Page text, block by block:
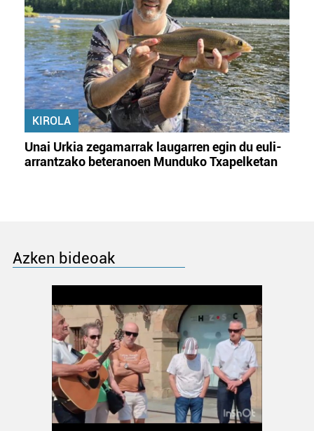
KIROLA
Unai Urkia zegamarrak laugarren egin du euli-
arrantzako beteranoen Munduko Txapelketan
Azken bideoak